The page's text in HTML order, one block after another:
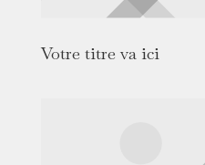
Votre titre va ici